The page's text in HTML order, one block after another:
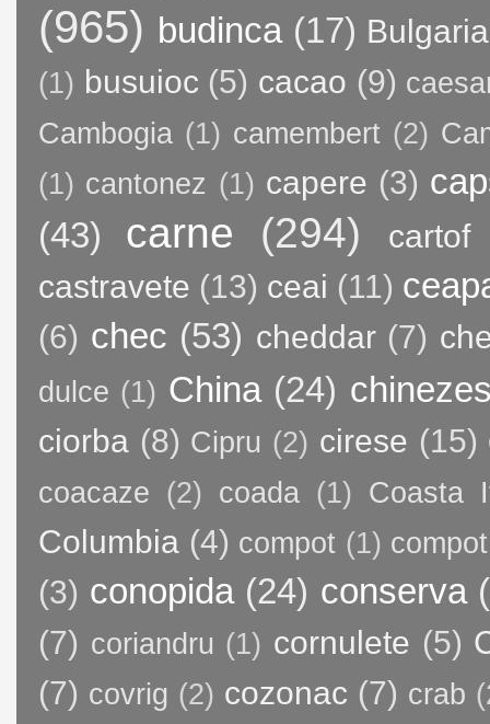
(965) budinca (17) Bulgaria
(1) busuioc (5) cacao (9)
Cambogia (1) camembert (2)
(1) cantonez (1) capere (3)
(43)
carne (294)
cartof
castravete (13) ceai (11)
(6) chec (53) cheddar (7)
dulce (1) China (24)
ciorba (8) Cipru (2) cirese (15)
coacaze (2) coada (1) Coasta
Columbia (4) compot (1)
(3) conopida (24) conserva
(7) coriandru (1) cornulete (5)
(7) covrig (2) cozonac (7) crab